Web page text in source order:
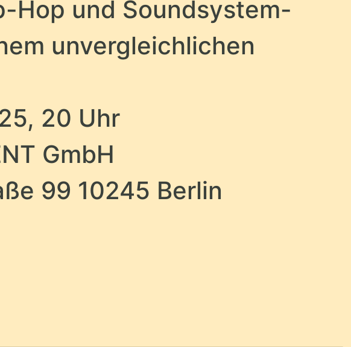
Hop und Soundsystem-
unvergleichlichen
20 Uhr
GmbH
99 10245 Berlin